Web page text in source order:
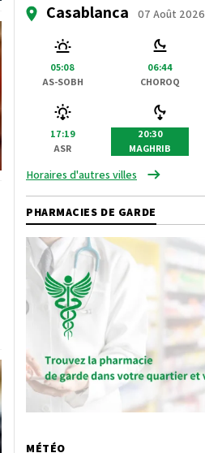
Casablanca 07 Août 2026
05:08
AS-SOBH
06:44
CHOROQ
17:19
ASR
20:30
MAGHRIB
Horaires d'autres villes
PHARMACIES DE GARDE
MÉTÉO